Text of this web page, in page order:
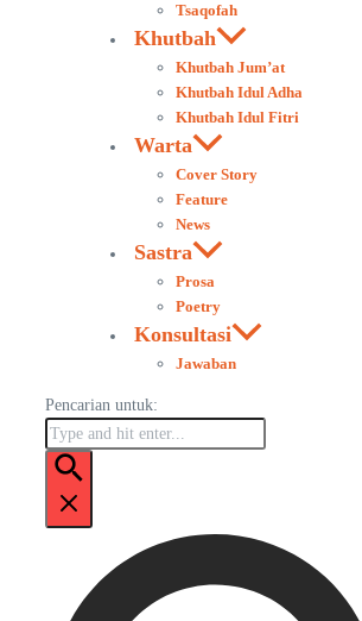
Tsaqofah
Khutbah
Khutbah Jum’at
Khutbah Idul Adha
Khutbah Idul Fitri
Warta
Cover Story
Feature
News
Sastra
Prosa
Poetry
Konsultasi
Jawaban
Pencarian untuk: